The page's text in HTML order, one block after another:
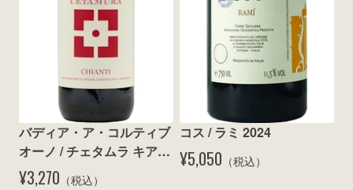
バディア・ア・コルティブ
オーノ / チェタムラ キアン
ティ 2023
¥3,270 （税込）
コス / ラミ 2024
¥5,050 （税込）